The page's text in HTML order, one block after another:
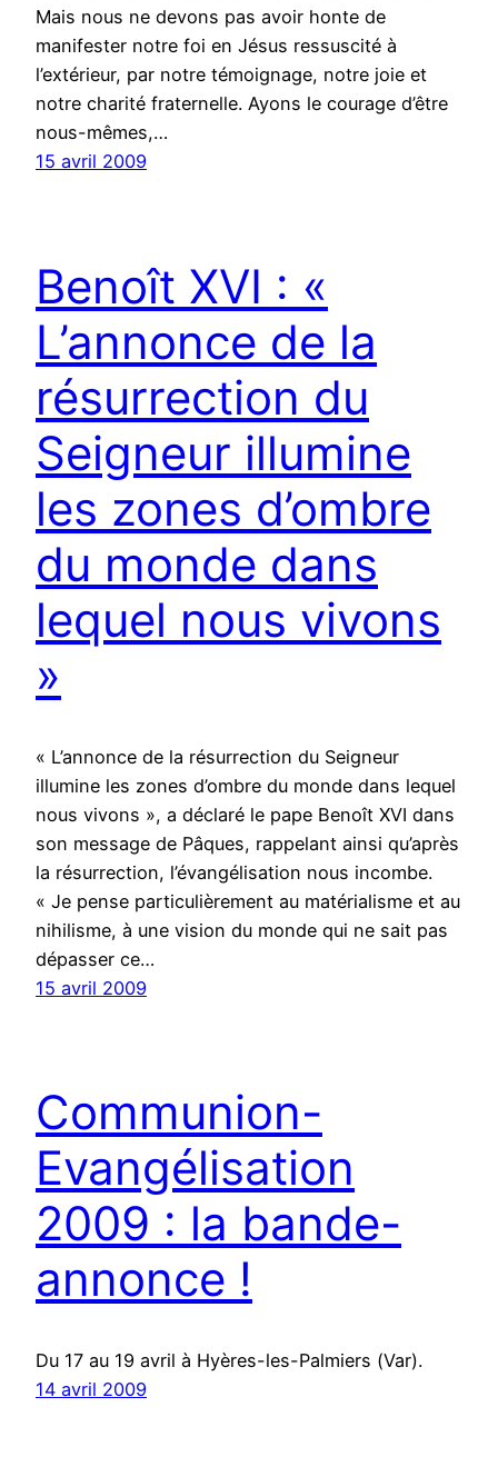
Mais nous ne devons pas avoir honte de
manifester notre foi en Jésus ressuscité à
l’extérieur, par notre témoignage, notre joie et
notre charité fraternelle. Ayons le courage d’être
nous-mêmes,…
15 avril 2009
Benoît XVI : «
L’annonce de la
résurrection du
Seigneur illumine
les zones d’ombre
du monde dans
lequel nous vivons
»
« L’annonce de la résurrection du Seigneur
illumine les zones d’ombre du monde dans lequel
nous vivons », a déclaré le pape Benoît XVI dans
son message de Pâques, rappelant ainsi qu’après
la résurrection, l’évangélisation nous incombe.
« Je pense particulièrement au matérialisme et au
nihilisme, à une vision du monde qui ne sait pas
dépasser ce…
15 avril 2009
Communion-
Evangélisation
2009 : la bande-
annonce !
Du 17 au 19 avril à Hyères-les-Palmiers (Var).
14 avril 2009